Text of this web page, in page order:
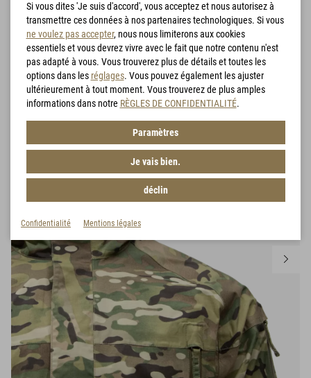
Si vous dites 'Je suis d'accord', vous acceptez et nous autorisez à
transmettre ces données à nos partenaires technologiques. Si vous
ne voulez pas accepter, nous nous limiterons aux cookies
essentiels et vous devrez vivre avec le fait que notre contenu n'est
pas adapté à vous. Vous trouverez plus de détails et toutes les
options dans les réglages. Vous pouvez également les ajuster
ultérieurement à tout moment. Vous trouverez de plus amples
informations dans notre RÈGLES DE CONFIDENTIALITÉ.
Paramètres
Je vais bien.
déclin
Confidentialité Mentions légales